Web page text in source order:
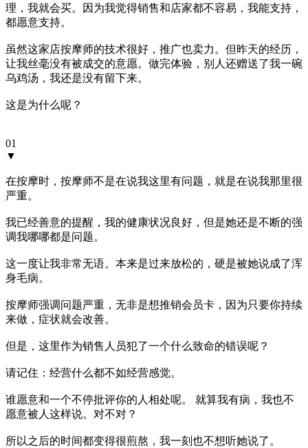
理，我就会买。因为我觉得销售和店家都不容易，我能支持，
都愿意支持。
虽然这家店按摩师的技术很好，推广也卖力。但昨天的经历，
让我丝毫没有被成交的意愿。做完体验，别人还赠送了我一碗
乌鸡汤，我还是没有留下来。
这是为什么呢？
01
▼
在按摩时，按摩师不是在说我这里有问题，就是在说我那里很
严重。
我已经善意的提醒，我的健康状况良好，但是她还是不断的强
调我哪哪都是问题。
这一度让我非常无语。本来是过来放松的，硬是被她说成了浑
身毛病。
按摩师强调问题严重，无非是想推销会员卡，因为只要你持续
来做，症状就会改善。
但是，这里作为销售人员犯了一个什么致命的错误呢？
请记住：经营什么都不如经营感觉。
谁愿意和一个不停批评你的人相处呢。 就算我有病，我也不
愿意被人这样说。对不对？
所以之后的时间都变得很煎熬，我一刻也不想听她说了。